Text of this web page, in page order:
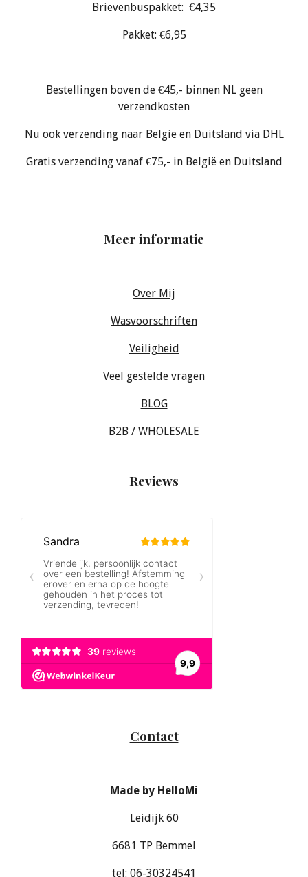
Brievenbuspakket: €4,35
Pakket: €6,95
Bestellingen boven de €45,- binnen NL geen
verzendkosten
Nu ook verzending naar België en Duitsland via DHL
Gratis verzending vanaf €75,- in België en Duitsland
Meer informatie
Over Mij
Wasvoorschriften
Veiligheid
Veel gestelde vragen
BLOG
B2B / WHOLESALE
Reviews
Contact
Made by HelloMi
Leidijk 60
6681 TP Bemmel
tel: 06-30324541